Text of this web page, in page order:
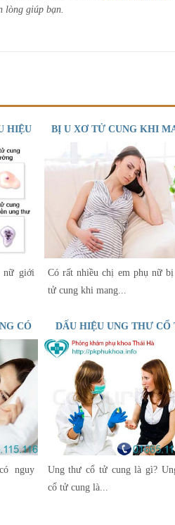
lòng giúp bạn.
HIỆU
nữ giới
BỊ U XƠ TỬ CUNG KHI
THAI
Có rất nhiều chị em phụ nữ
tử cung khi mang...
CÓ
BÁC
nguy
DẤU HIỆU UNG THƯ CỔ
CUNG Ở PHỤ NỮ
Ung thư cổ tử cung là gì?
cổ tử cung là...